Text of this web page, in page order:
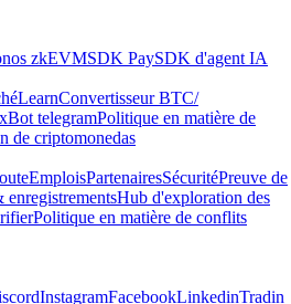
zkEVMSDK PaySDK d'agent IA
LearnConvertisseur BTC/
Bot telegramPolitique en matière de
de criptomonedas
EmploisPartenairesSécuritéPreuve de
enregistrementsHub d'exploration des
Politique en matière de conflits
InstagramFacebookLinkedinTradin